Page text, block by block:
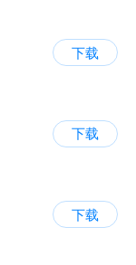
下载
下载
下载